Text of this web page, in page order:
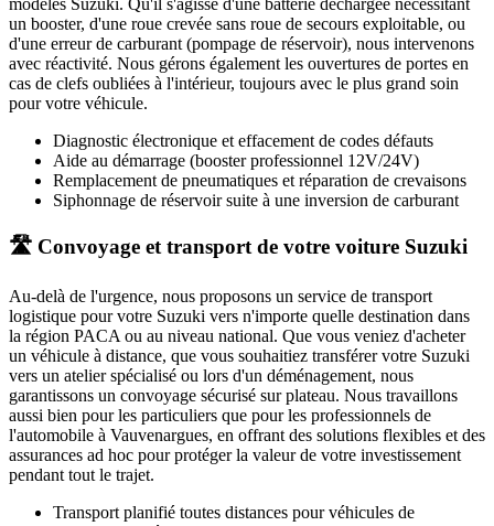
un booster, d'une roue crevée sans roue de secours exploitable, ou
d'une erreur de carburant (pompage de réservoir), nous intervenons
avec réactivité. Nous gérons également les ouvertures de portes en
cas de clefs oubliées à l'intérieur, toujours avec le plus grand soin
pour votre véhicule.
Diagnostic électronique et effacement de codes défauts
Aide au démarrage (booster professionnel 12V/24V)
Remplacement de pneumatiques et réparation de crevaisons
Siphonnage de réservoir suite à une inversion de carburant
🛣️ Convoyage et transport de votre voiture Suzuki
Au-delà de l'urgence, nous proposons un service de transport
logistique pour votre Suzuki vers n'importe quelle destination dans
la région PACA ou au niveau national. Que vous veniez d'acheter
un véhicule à distance, que vous souhaitiez transférer votre Suzuki
vers un atelier spécialisé ou lors d'un déménagement, nous
garantissons un convoyage sécurisé sur plateau. Nous travaillons
aussi bien pour les particuliers que pour les professionnels de
l'automobile à Vauvenargues, en offrant des solutions flexibles et des
assurances ad hoc pour protéger la valeur de votre investissement
pendant tout le trajet.
Transport planifié toutes distances pour véhicules de